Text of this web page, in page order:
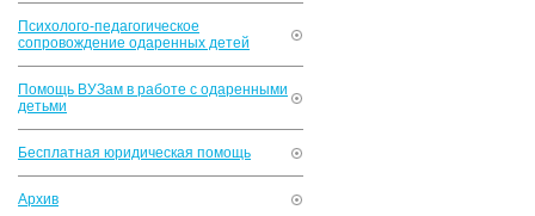
Психолого-педагогическое
сопровождение одаренных детей
Помощь ВУЗам в работе с одаренными
детьми
Бесплатная юридическая помощь
Архив